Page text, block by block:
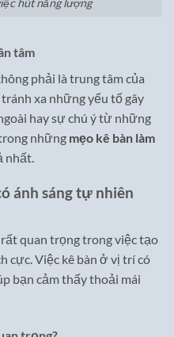
tâm
phải là trung tâm của
xa những yếu tố gây
hay sự chú ý từ những
những mẹo kê bàn làm
nhất.
ánh sáng tự nhiên
quan trọng trong việc tạo
cực. Việc kê bàn ở vị trí có
bạn cảm thấy thoải mái